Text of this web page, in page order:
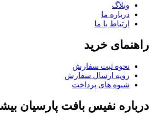
وبلاگ
درباره ما
ارتباط با ما
راهنمای خرید
نحوه ثبت سفارش
رویه ارسال سفارش
شیوه های پرداخت
درباره نفیس بافت پارسیان